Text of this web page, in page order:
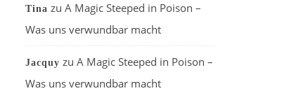
Tina zu A Magic Steeped in Poison –
Was uns verwundbar macht
Jacquy zu A Magic Steeped in Poison –
Was uns verwundbar macht